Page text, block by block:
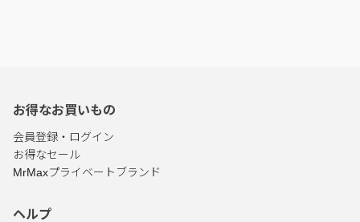
お得なお買いもの
会員登録・ログイン
お得なセール
MrMaxプライベートブランド
ヘルプ